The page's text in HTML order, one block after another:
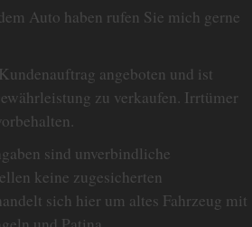
Auto haben rufen Sie mich gerne
angeboten und ist
zu verkaufen. Irrtümer
sind unverbindliche
keine zugesicherten
sich hier um altes Fahrzeug mit